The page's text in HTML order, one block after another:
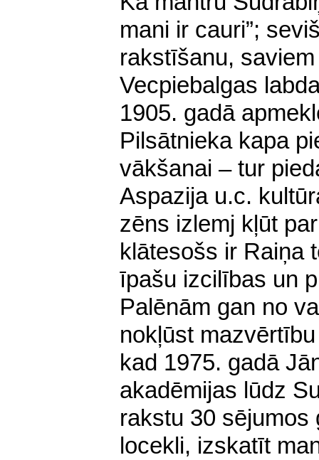
mani ir cauri”;
rakstīšanu,
Vecpiebalgas
1905. gadā
Pilsātnieka kapa
vākšanai – tur
Aspazija u.c.
zēns izlemj kļūt
klātesošs ir Raiņa
īpašu izcilības un
Palēnām gan no
nokļūst
kad 1975. gadā
akadēmijas lūdz
rakstu 30 sējumos
locekli, izskatīt